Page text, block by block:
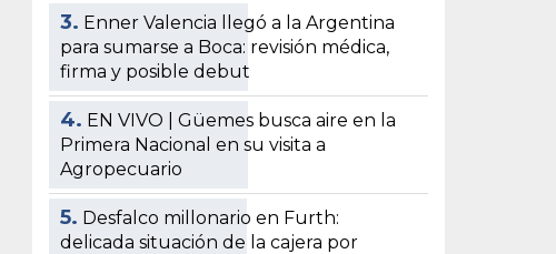
3. Enner Valencia llegó a la Argentina
para sumarse a Boca: revisión médica,
firma y posible debut
4. EN VIVO | Güemes busca aire en la
Primera Nacional en su visita a
Agropecuario
5. Desfalco millonario en Furth:
delicada situación de la cajera por